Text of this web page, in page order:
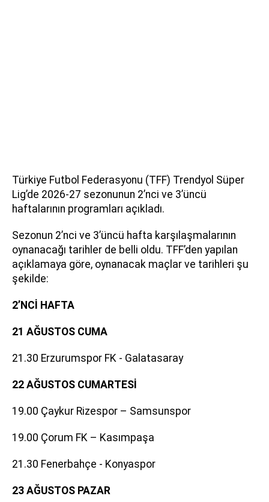
Türkiye Futbol Federasyonu (TFF) Trendyol Süper
Lig’de 2026-27 sezonunun 2’nci ve 3’üncü
haftalarının programları açıkladı.
Sezonun 2’nci ve 3’üncü hafta karşılaşmalarının
oynanacağı tarihler de belli oldu. TFF’den yapılan
açıklamaya göre, oynanacak maçlar ve tarihleri şu
şekilde:
2’NCİ HAFTA
21 AĞUSTOS CUMA
21.30 Erzurumspor FK - Galatasaray
22 AĞUSTOS CUMARTESİ
19.00 Çaykur Rizespor – Samsunspor
19.00 Çorum FK – Kasımpaşa
21.30 Fenerbahçe - Konyaspor
23 AĞUSTOS PAZAR